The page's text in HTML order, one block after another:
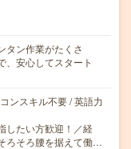
タン作業がたくさ
、安心してスタート
ンスキル不要 / 英語力
したい方歓迎！／経
ろそろ腰を据えて働…